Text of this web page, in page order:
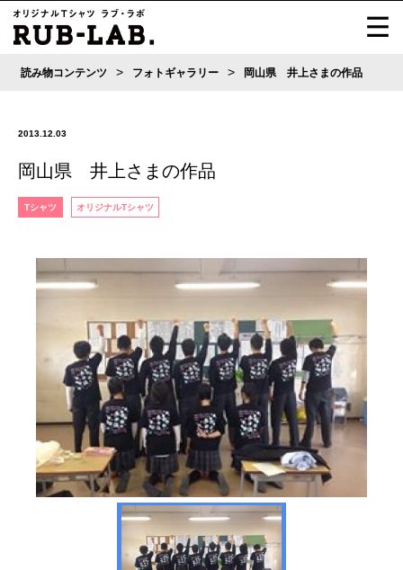
読み物コンテンツ > フォトギャラリー > 岡山県 井上さまの作品
2013.12.03
岡山県 井上さまの作品
Tシャツ オリジナルTシャツ